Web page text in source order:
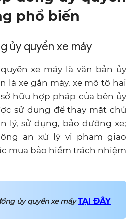
phổ biến
ủy quyền xe máy
xe máy là văn bản ủy
là xe gắn máy, xe mô tô hai
hữu hợp pháp của bên ủy
sử dụng để thay mặt chủ
lý, sử dụng, bảo dưỡng xe;
an xử lý vi phạm giao
mua bảo hiểm trách nhiệm
ủy quyền xe máyTẠI ĐÂY